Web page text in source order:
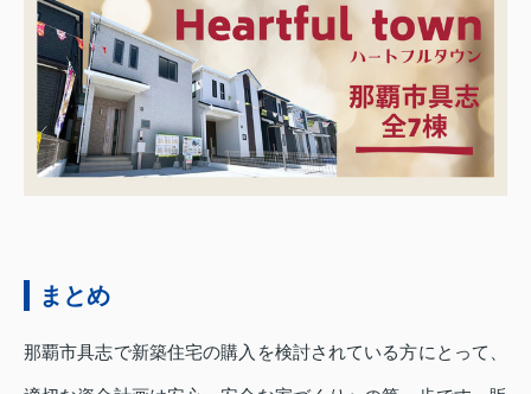
まとめ
那覇市具志で新築住宅の購入を検討されている方にとって、